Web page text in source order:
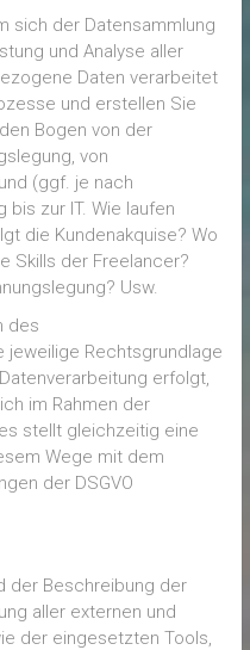
sich der Datensammlung
und Analyse aller
Daten verarbeitet
und erstellen Sie
Bogen von der
von
(ggf. je nach
zur IT. Wie laufen
die Kundenakquise? Wo
Skills der Freelancer?
Usw.
des
Rechtsgrundlage
erfolgt,
im Rahmen der
stellt gleichzeitig eine
Wege mit dem
der DSGVO
der Beschreibung der
aller externen und
der eingesetzten Tools,